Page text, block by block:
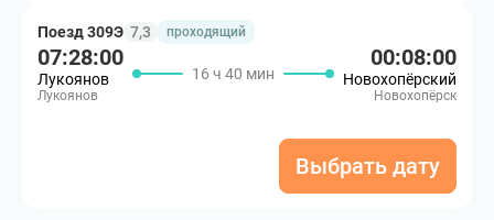
Поезд 309Э 7,3 проходящий
07:28:00
Лукоянов
Лукоянов
16 ч 40 мин
00:08:00
Новохопёрский
Новохопёрск
Выбрать дату